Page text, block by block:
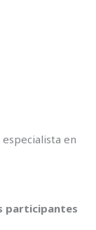
en
participantes